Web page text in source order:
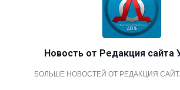
Новость от Редакция сайта
БОЛЬШЕ НОВОСТЕЙ ОТ РЕДАКЦИЯ